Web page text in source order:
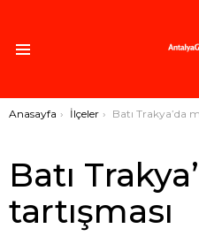
Buradasınız:
Anasayfa İlçeler Batı Trakya’da müftü tartışması
Batı
tartışması